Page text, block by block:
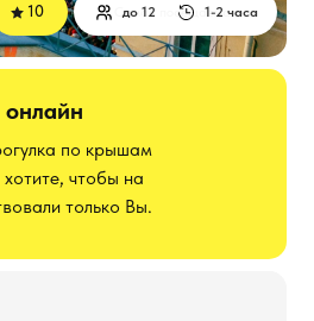
Самая посещаемая
1-2 часа
до 12
10
по крышам
чтобы на
только Вы.